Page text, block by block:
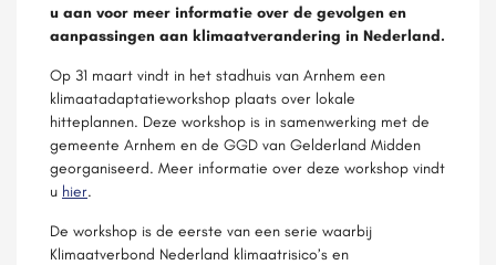
u aan voor meer informatie over de gevolgen en
aanpassingen aan klimaatverandering in Nederland.
Op 31 maart vindt in het stadhuis van Arnhem een
klimaatadaptatieworkshop plaats over lokale
hitteplannen. Deze workshop is in samenwerking met de
gemeente Arnhem en de GGD van Gelderland Midden
georganiseerd. Meer informatie over deze workshop vindt
u hier.
De workshop is de eerste van een serie waarbij
Klimaatverbond Nederland klimaatrisico’s en